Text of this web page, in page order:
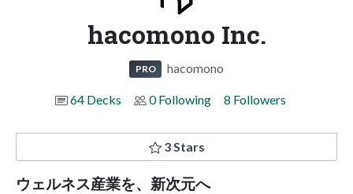
hacomono Inc.
PRO hacomono
64 Decks 0 Following 8 Followers
3 Stars
ウェルネス産業を、新次元へ